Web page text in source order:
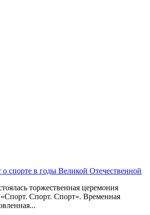
о спорте в годы Великой Отечественной
торжественная церемония
Спорт. Спорт». Временная